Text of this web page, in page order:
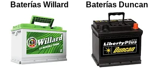
Baterías Willard Baterías Duncan